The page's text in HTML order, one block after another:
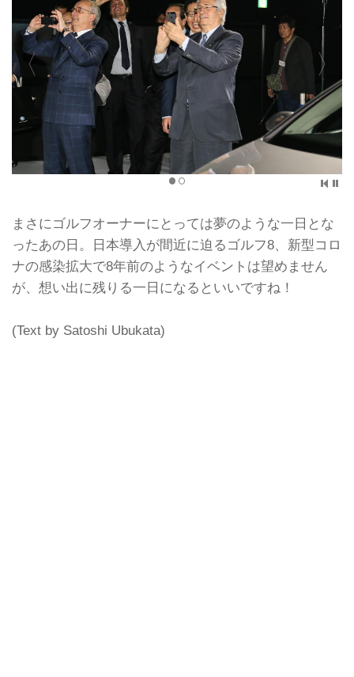
フ7のデザイン
youtu.be
そしてこちらは、ジウジアーロ、デ・
シルヴァのトークショー。進行役は、
元アウディのデザイナーの和田智氏
だ。
New Golf Press La...
まさにゴルフオーナーにとっては夢のような一日とな
ったあの日。日本導入が間近に迫るゴルフ8、新型コロ
ナの感染拡大で8年前のようなイベントは望めません
が、想い出に残りる一日になるといいですね！
(Text by Satoshi Ubukata)